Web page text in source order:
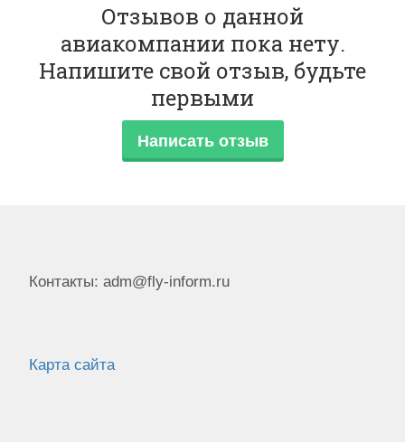
Отзывов о данной
авиакомпании пока нету.
Напишите свой отзыв, будьте
первыми
Написать отзыв
Контакты: adm@fly-inform.ru
Карта сайта